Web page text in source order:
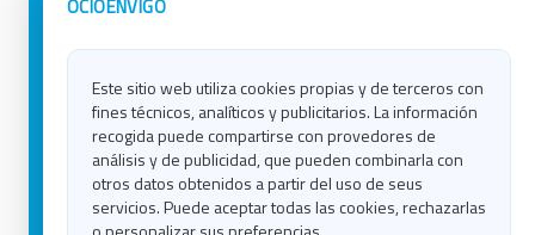
OCIOENVIGO
Este sitio web utiliza cookies propias y de terceros con
fines técnicos, analíticos y publicitarios. La información
recogida puede compartirse con provedores de
análisis y de publicidad, que pueden combinarla con
otros datos obtenidos a partir del uso de seus
servicios. Puede aceptar todas las cookies, rechazarlas
Contacto
Política de Cookies
Ocio en Lugo
Ocio en Ourense
Ocio en Pontevedra
Ocio en Santiago
Ocio en Vigo